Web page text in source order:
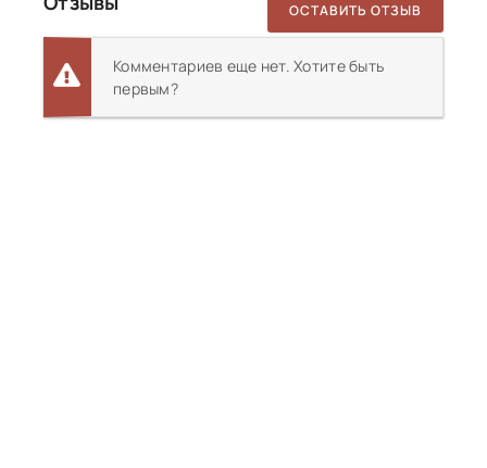
ОСТАВИТЬ ОТЗЫВ
Комментариев еще нет. Хотите быть
первым?